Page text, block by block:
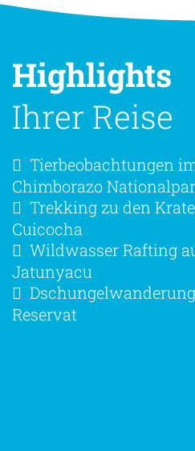
Highlights
Ihrer Reise
Tierbeobachtungen
Chimborazo
Trekking zu den
Cuicocha
Wildwasser Rafting
Jatunyacu
Reservat